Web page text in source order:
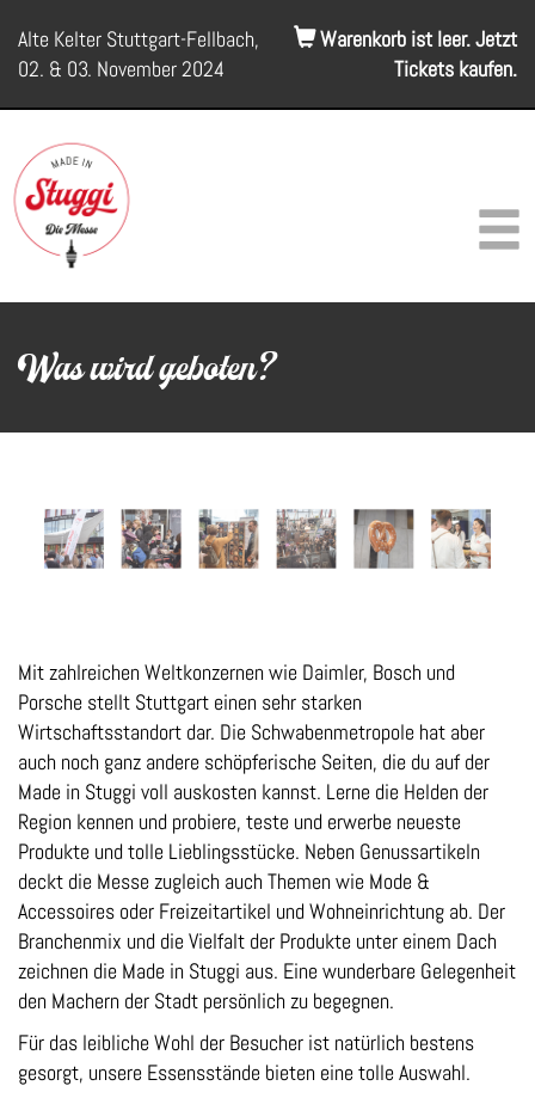
Alte Kelter Stuttgart-Fellbach,
02. & 03. November 2024
Warenkorb ist leer. Jetzt
Tickets kaufen.
Was wird geboten?
Mit zahlreichen Weltkonzernen wie Daimler, Bosch und
Porsche stellt Stuttgart einen sehr starken
Wirtschaftsstandort dar. Die Schwabenmetropole hat aber
auch noch ganz andere schöpferische Seiten, die du auf der
Made in Stuggi voll auskosten kannst. Lerne die Helden der
Region kennen und probiere, teste und erwerbe neueste
Produkte und tolle Lieblingsstücke. Neben Genussartikeln
deckt die Messe zugleich auch Themen wie Mode &
Accessoires oder Freizeitartikel und Wohneinrichtung ab. Der
Branchenmix und die Vielfalt der Produkte unter einem Dach
zeichnen die Made in Stuggi aus. Eine wunderbare Gelegenheit
den Machern der Stadt persönlich zu begegnen.
Für das leibliche Wohl der Besucher ist natürlich bestens
gesorgt, unsere Essensstände bieten eine tolle Auswahl.